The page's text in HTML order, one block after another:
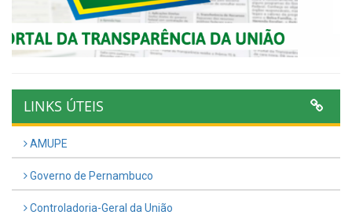
LINKS ÚTEIS
AMUPE
Governo de Pernambuco
Controladoria-Geral da União